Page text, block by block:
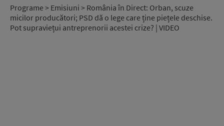
Programe> Emisiuni > România în Direct: Orban, scuze
micilor producători; PSD dă o lege care ține piețele deschise.
Pot supraviețui antreprenorii acestei crize? | VIDEO
RADIO
CONCURSURI